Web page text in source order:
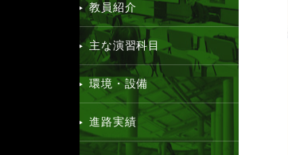
教員紹介
主な演習科目
環境・設備
進路実績